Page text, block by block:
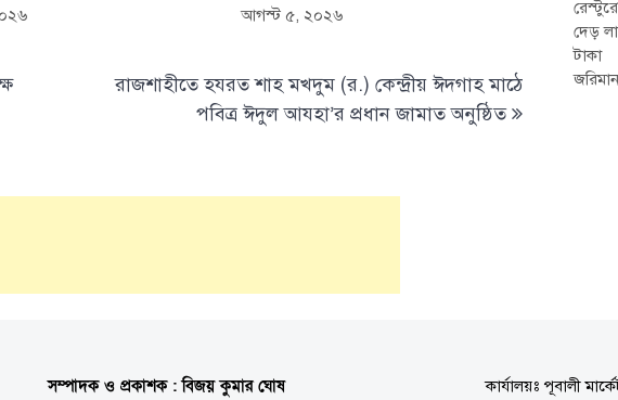
আগস্ট ৫, ২০২৬
রাজশাহীতে হযরত শাহ মখদুম (র.) কেন্দ্রীয় ঈদগাহ মাঠে
পবিত্র ঈদুল আযহা’র প্রধান জামাত অনুষ্ঠিত
সম্পাদক ও প্রকাশক : বিজয় কুমার ঘোষ কার্যালয়ঃ পূবালী